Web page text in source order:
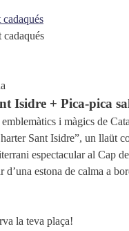
Isidre + Pica-pica
i màgics de
Sant Isidre”, un llaüt
espectacular al Cap
estona de calma a
la teva plaça!